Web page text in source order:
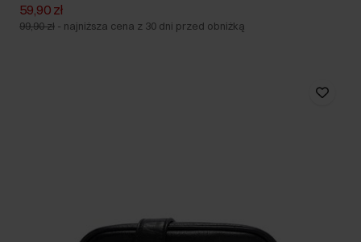
59,90 zł
99,90 zł - najniższa cena z 30 dni przed obniżką